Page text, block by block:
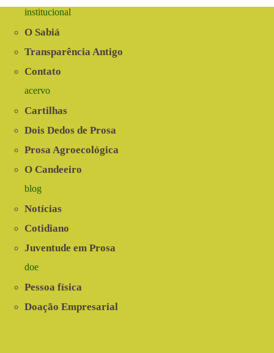
Programainstitucional
O Sabiá
Transparência Antigo
Contato
acervo
Cartilhas
Dois Dedos de Prosa
Prosa Agroecológica
O Candeeiro
blog
Notícias
Cotidiano
Juventude em Prosa
doe
Pessoa física
Doação Empresarial